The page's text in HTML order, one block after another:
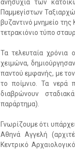
ανησυχία των
Παμμεγίστων
βυζαντινό μνημείο
τετρακιόνιο τύπο
Τα τελευταία χρόνια
χειμώνα,
παντού εμφανής, με
το ποίμνιο. Τα νερά
διαβρώνουν
παράρτημα).
Γνωρίζουμε ότι
Αθηνά Αγγελή
Κεντρικό